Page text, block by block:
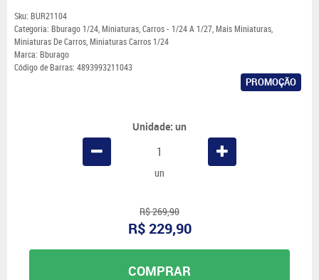
Sku: BUR21104
Categoria: Bburago 1/24,Miniaturas,Carros - 1/24 A 1/27,Mais Miniaturas,
Miniaturas De Carros,Miniaturas Carros 1/24
Marca: Bburago
Código de Barras: 4893993211043
PROMOÇÃO
Unidade: un
un
R$ 269,90
R$ 229,90
COMPRAR